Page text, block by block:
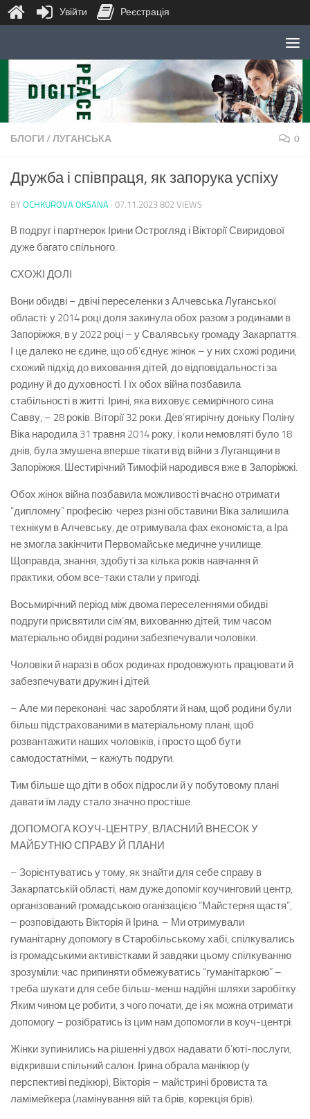
Skip to content
БЛОГИ /ЛУГАНСЬКА 0
Дружба і співпраця, як запорука успіху
BY OCHKUROVA OKSANA · 07.11.2023 802 VIEWS
В подруг і партнерок Ірини Острогляд і Вікторії Свиридової
дуже багато спільного.
СХОЖІ ДОЛІ
Вониобидві – двічі переселенки з Алчевська Луганської
області: у 2014 році доля закинула обох разом з родинами в
Запоріжжя, в у 2022 році – у Свалявську громаду Закарпаття.
І це далеко не єдине, що об’єднує жінок – у них схожі родини,
схожий підхід до виховання дітей, до відповідальності за
родину й до духовності. І їх обох війна позбавила
стабільності в житті. Ірині, яка виховує семирічного сина
Савву, – 28 років. Віторії 32 роки. Дев’ятирічну доньку Поліну
Віка народила 31 травня 2014 року, і коли немовляті було 18
днів, була змушена вперше тікати від війни з Луганщини в
Запоріжжя. Шестирічний Тимофій народився вже в Запоріжжі.
Обох жінок війна позбавила можливості вчасно отримати
“дипломну” професію: через різні обставини Віка залишила
технікум в Алчевську, де отримувала фах економіста, а Іра
не змогла закінчити Первомайське медичне училище.
Щоправда, знання, здобуті за кілька років навчання й
практики, обом все-таки стали у пригоді.
Восьмирічний період між двома переселеннями обидві
подруги присвятили сім’ям, вихованню дітей, тим часом
матеріально обидві родини забезпечували чоловіки.
Чоловіки й наразі в обох родинах продовжують працювати й
забезпечувати дружин і дітей.
– Але ми переконані: час заробляти й нам, щоб родини були
більш підстрахованими в матеріальному плані, щоб
розвантажити наших чоловіків, і просто щоб бути
самодостатніми, – кажуть подруги.
Тим більше що діти в обох підросли й у побутовому плані
давати їм ладу стало значно простіше.
ДОПОМОГА КОУЧ-ЦЕНТРУ, ВЛАСНИЙ ВНЕСОК У
МАЙБУТНЮ СПРАВУ Й ПЛАНИ
– Зорієнтуватись у тому, як знайти для себе справу в
Закарпатській області, нам дуже допоміг коучинговий центр,
організований громадською оганізацією “Майстерня щастя”,
– розповідають Вікторія й Ірина. – Ми отримували
гуманітарну допомогу в Старобільському хабі, спілкувались
із громадськими активістками й завдяки цьому спілкуванню
зрозуміли: час припиняти обмежуватись “гуманітаркою” –
треба шукати для себе більш-менш надійні шляхи заробітку.
Яким чином це робити, з чого почати, де і як можна отримати
допомогу – розібратись із цим нам допомогли в коуч-центрі.
Жінки зупинились на рішенні удвох надавати б’юті-послуги,
відкривши спільний салон. Ірина обрала манікюр (у
перспективі педікюр), Вікторія – майстрині бровиста та
ламімейкера (ламінування вій та брів, корекція брів).
Увійти Реєстрація